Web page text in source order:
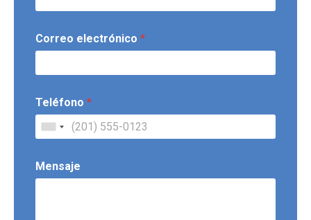
Correo electrónico *
Teléfono *
Mensaje